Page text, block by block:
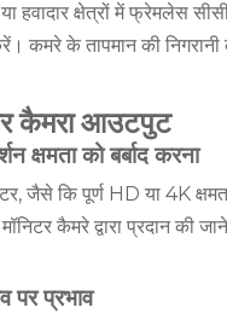
क्षेत्रों में फ्रेमलेस
कमरे के तापमान की
कैमरा आउटपुट
क्षमता को बर्बाद करना
जैसे कि पूर्ण HD या 4K
कैमरे द्वारा प्रदान
प्रभाव